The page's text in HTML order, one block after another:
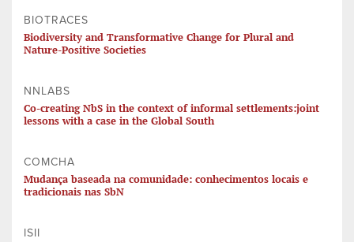
BIOTRACES
Biodiversity and Transformative Change for Plural and
Nature-Positive Societies
NNLABS
Co-creating NbS in the context of informal settlements:joint
lessons with a case in the Global South
COMCHA
Mudança baseada na comunidade: conhecimentos locais e
tradicionais nas SbN
ISII